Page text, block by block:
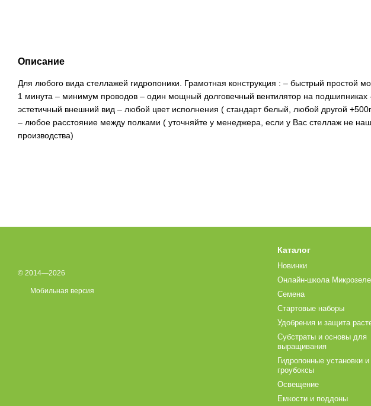
Описание
Для любого вида стеллажей гидропоники. Грамотная конструкция : – быстрый простой
1 минута – минимум проводов – один мощный долговечный вентилятор на подшипниках
эстетичный внешний вид – любой цвет исполнения ( стандарт белый, любой другой
– любое расстояние между полками ( уточняйте у менеджера, если у Вас стеллаж не
производства)
© 2014—2026
Мобильная версия
Каталог
Новинки
Онлайн-школа
Семена
Стартовые наборы
Удобрения и защита
Субстраты и основы для
выращивания
Гидропонные установки и
гроубоксы
Освещение
Емкости и поддоны